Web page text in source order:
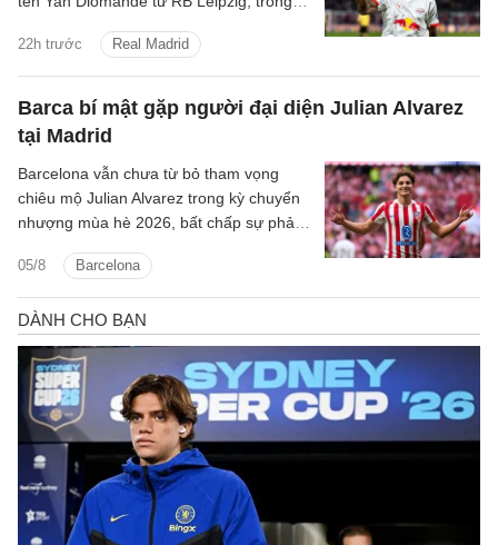
22h trước Real Madrid
chuyển nhượng của cả hai đội bóng.
Barca bí mật gặp người đại diện Julian Alvarez
tại Madrid
05/8 Barcelona
Barcelona vẫn chưa từ bỏ tham vọng
chiêu mộ Julian Alvarez trong kỳ chuyển
nhượng mùa hè 2026, bất chấp sự phản